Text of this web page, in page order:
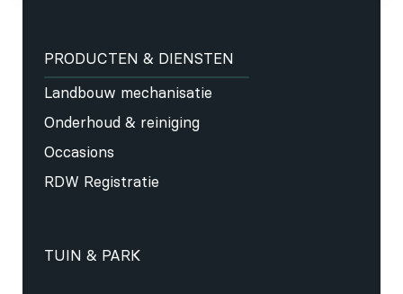
PRODUCTEN & DIENSTEN
Landbouw mechanisatie
Onderhoud & reiniging
Occasions
RDW Registratie
TUIN & PARK